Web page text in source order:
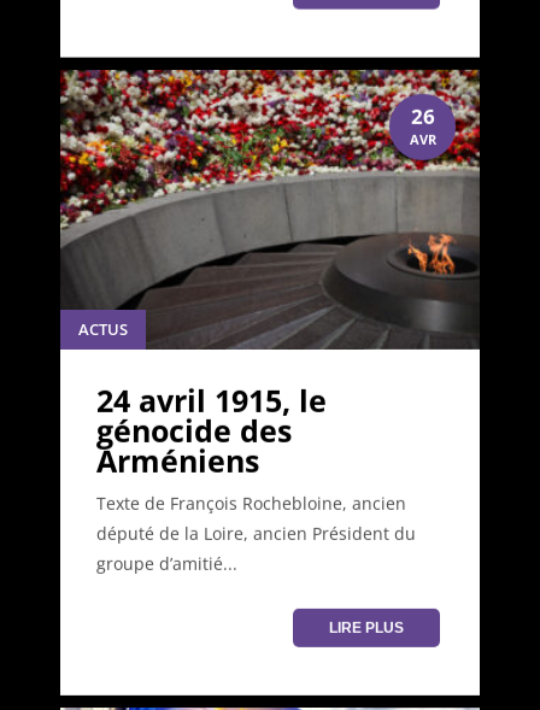
26
AVR
ACTUS
24 avril 1915, le
génocide des
Arméniens
Texte de François Rochebloine, ancien
député de la Loire, ancien Président du
groupe d’amitié...
LIRE PLUS